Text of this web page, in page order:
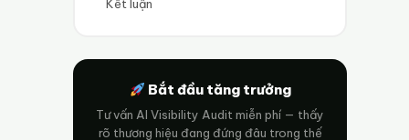
Kết luận
Bắt đầu tăng trưởng
Tư vấn AI Visibility Audit miễn phí — thấy
rõ thương hiệu đang đứng đâu trong thế